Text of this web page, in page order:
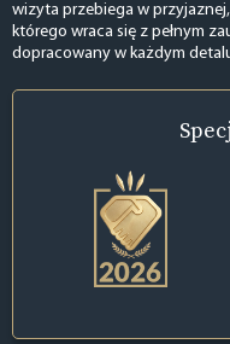
wizyta przebiega w
którego wraca się z pełnym
dopracowany w każdym